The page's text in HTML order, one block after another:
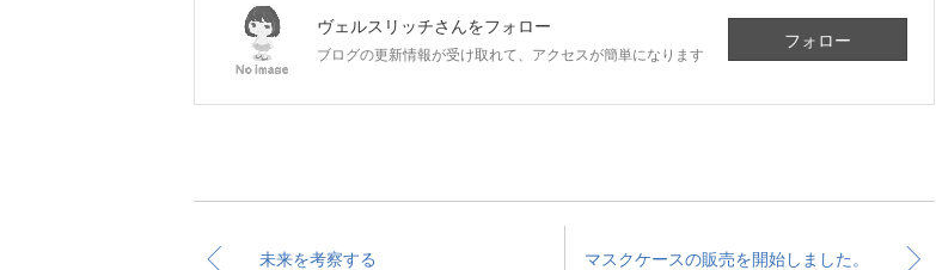
ヴェルスリッチさんをフォロー
ブログの更新情報が受け取れて、アクセスが簡単になります
フォロー
未来を考察する マスクケースの販売を開始しました。